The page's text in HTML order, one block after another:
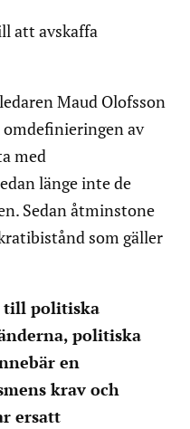
att avskaffa
Maud Olofsson
omdefinieringen av
med
länge inte de
Sedan åtminstone
som gäller
till politiska
politiska
en
krav och
ersatt